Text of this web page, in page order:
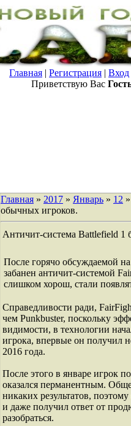
Главная | Регистрация | Вход
Приветствую Вас
Главная » 2017 » Январь » 12
обычных игроков.
Античит-система Battlefield 1
После горячо обсуждаемой
забанен античит-системой
слишком хорош, стали
Справедливости ради,
чем Punkbuster, поскольку
видимости, в технологии
игрока, впервые он получил
2016 года.
После этого в январе игрок
оказался перманентным.
никаких результатов,
и даже получил ответ от
разобраться.